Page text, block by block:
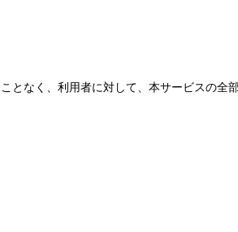
となく、利用者に対して、本サービスの全